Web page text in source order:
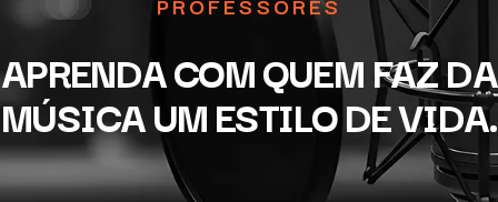
APRENDA COM QUEM FAZ DA
MÚSICA UM ESTILO DE VIDA.